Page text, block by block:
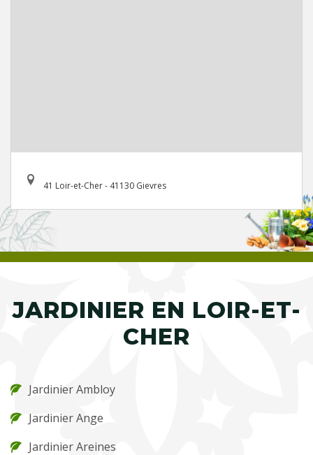
41 Loir-et-Cher - 41130 Gievres
JARDINIER EN LOIR-ET-
CHER
Jardinier Ambloy
Jardinier Ange
Jardinier Areines